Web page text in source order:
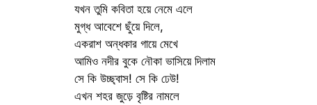
যখন তুমি কবিতা হয়ে নেমে এলে
মুগ্ধ আবেশে ছুঁয়ে দিলে,
একরাশ অন্ধকার গায়ে মেখে
আমিও নদীর বুকে নৌকা ভাসিয়ে দিলাম
সে কি উচ্ছ্বাস! সে কি ঢেউ!
এখন শহর জুড়ে বৃষ্টির নামলে